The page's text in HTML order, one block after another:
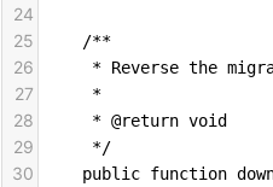
24
25
    /**
26
* Reverse the
27
     *
28
     * @return void
29
     */
30
public function